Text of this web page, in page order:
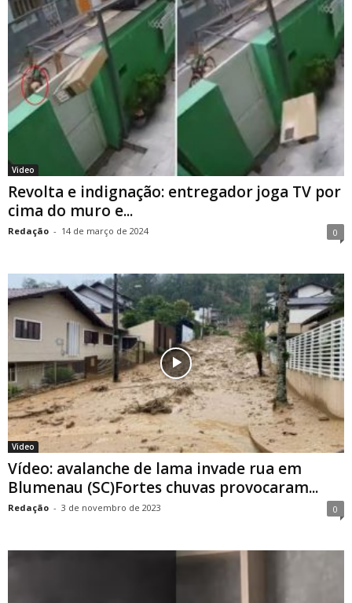
Video
Revolta e indignação: entregador joga TV por
cima do muro e...
Redação - 14 de março de 2024 0
Video
Vídeo: avalanche de lama invade rua em
Blumenau (SC)Fortes chuvas provocaram...
Redação - 3 de novembro de 2023 0